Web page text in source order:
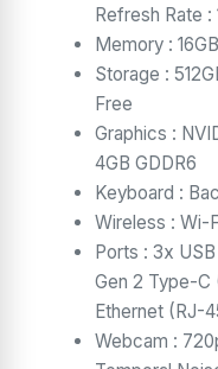
Refresh Rate :
Memory :
Storage :
Free
Graphics :
4GB GDDR6
Keyboard :
Wireless : Wi-
Ports : 3x
Gen 2 Type-C
Ethernet (RJ-
Webcam :